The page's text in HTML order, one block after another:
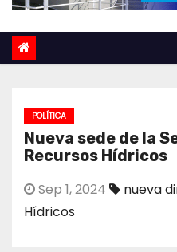
POLÍTICA
Nueva sede de la
Recursos Hídricos
Sep 1, 2024 nueva
Hídricos